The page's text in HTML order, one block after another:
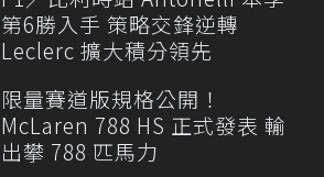
第6勝入手 策略交鋒逆轉
Leclerc 擴大積分領先
限量賽道版規格公開！
McLaren 788 HS 正式發表 輸
出攀 788 匹馬力